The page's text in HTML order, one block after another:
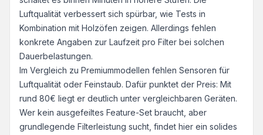
Luftqualität verbessert sich spürbar, wie Tests in
Kombination mit Holzöfen zeigen. Allerdings fehlen
konkrete Angaben zur Laufzeit pro Filter bei solchen
Dauerbelastungen.
Im Vergleich zu Premiummodellen fehlen Sensoren für
Luftqualität oder Feinstaub. Dafür punktet der Preis: Mit
rund 80€ liegt er deutlich unter vergleichbaren Geräten.
Wer kein ausgefeiltes Feature-Set braucht, aber
grundlegende Filterleistung sucht, findet hier ein solides